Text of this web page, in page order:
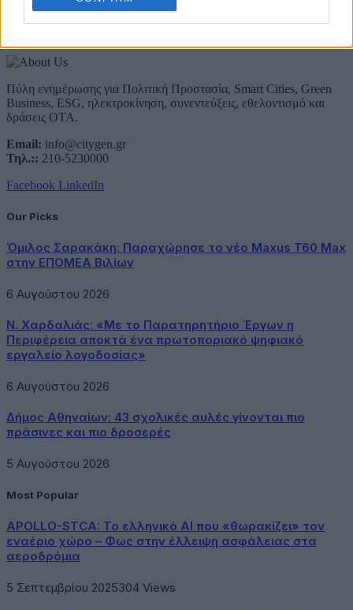
Πύλη ενημέρωσης για Πολιτική Προστασία, Smart Cities, Green
Business, ESG, ηλεκτροκίνηση, συνεντεύξεις, εθελοντισμό και
δράσεις ΟΤΑ.
Email: info@citygen.gr
Τηλ.:: 210-5230000
Facebook LinkedIn
Our Picks
Όμιλος Σαρακάκη: Παραχώρησε το νέο Maxus T60 Max
στην ΕΠΟΜΕΑ Βιλίων
6 Αυγούστου 2026
Ν. Χαρδαλιάς: «Με το Παρατηρητήριο Έργων η
Περιφέρεια αποκτά ένα πρωτοποριακό ψηφιακό
εργαλείο λογοδοσίας»
6 Αυγούστου 2026
Δήμος Αθηναίων: 43 σχολικές αυλές γίνονται πιο
πράσινες και πιο δροσερές
5 Αυγούστου 2026
Most Popular
APOLLO-STCA: Το ελληνικό AI που «θωρακίζει» τον
εναέριο χώρο – Φως στην έλλειψη ασφάλειας στα
αεροδρόμια
5 Σεπτεμβρίου 2025304 Views